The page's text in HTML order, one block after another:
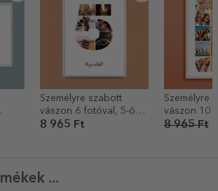
31
Személyre szabott
vászon 6 fotóval, 5-ös
modellszámmal és
8 965 Ft
Személyre
vászon 10
betűs
8 965 Ft5
...